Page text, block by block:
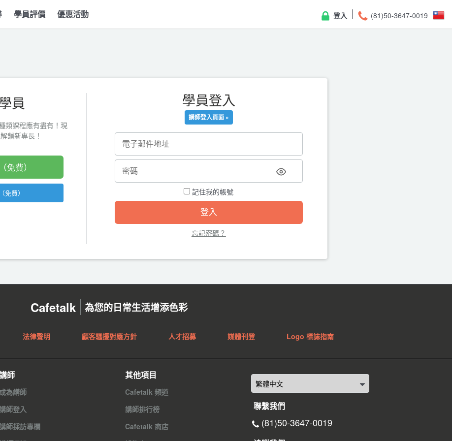
(81)50-3647-0019
登入
學員評價 優惠活動
學員登入
講師登入頁面 »
記住我的帳號
忘記密碼？
員
類課程應有盡有！現
鎖新專長！
免費）
免費）
Cafetalk 為您的日常生活增添色彩
法律聲明 顧客騷擾對應方針 人才招募 媒體刊登 Logo 標誌指南
聯繫我們
(81)50-3647-0019
師
成為講師
師登入
師採訪專欄
其他項目
Cafetalk 頻道
講師排行榜
Cafetalk 商店